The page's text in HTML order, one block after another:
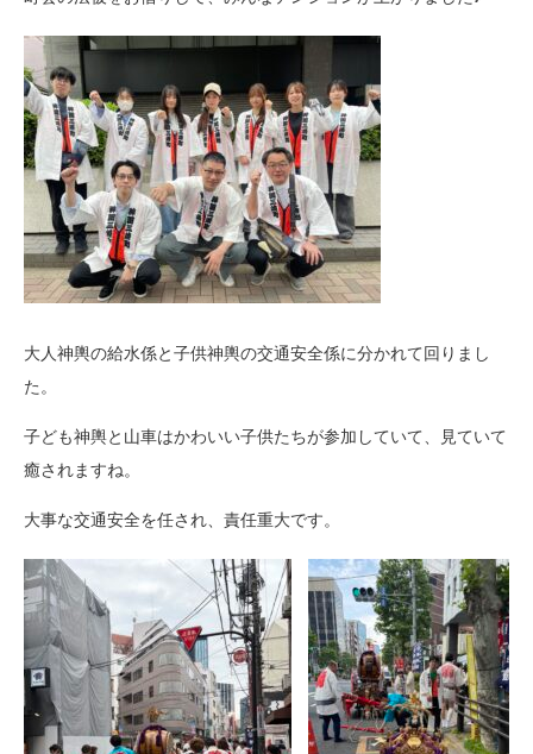
大人神輿の給水係と子供神輿の交通安全係に分かれて回りまし
た。
子ども神輿と山車はかわいい子供たちが参加していて、見ていて
癒されますね。
大事な交通安全を任され、責任重大です。